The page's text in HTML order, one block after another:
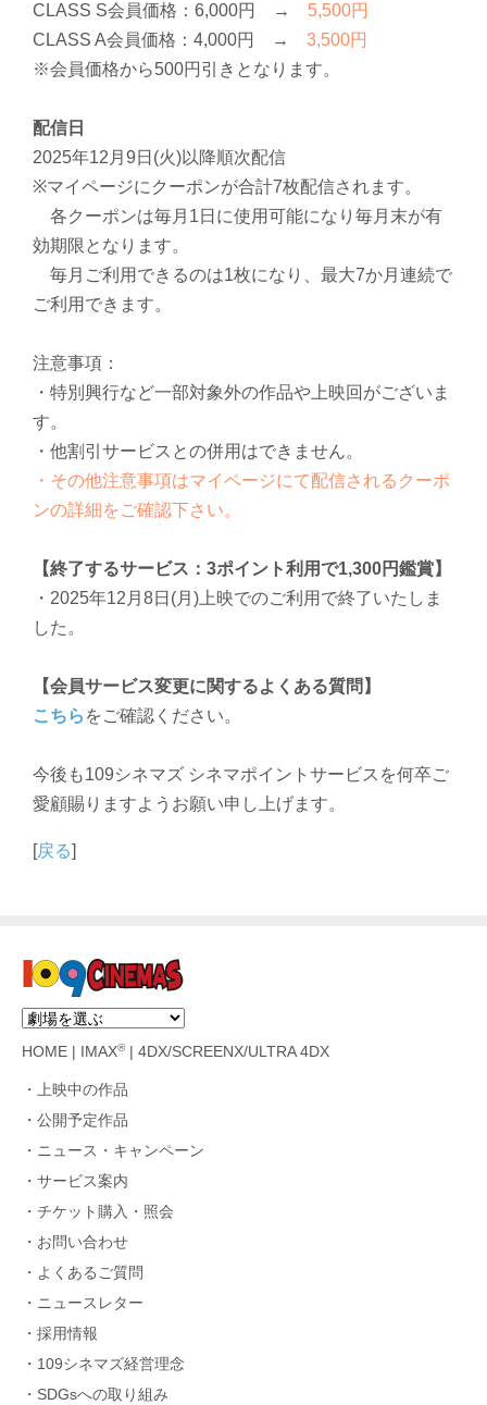
CLASS S会員価格：6,000円 → 5,500円
CLASS A会員価格：4,000円 → 3,500円
※会員価格から500円引きとなります。
配信日
2025年12月9日(火)以降順次配信
※マイページにクーポンが合計7枚配信されます。
各クーポンは毎月1日に使用可能になり毎月末が有
効期限となります。
毎月ご利用できるのは1枚になり、最大7か月連続で
ご利用できます。
注意事項：
・特別興行など一部対象外の作品や上映回がございま
す。
・他割引サービスとの併用はできません。
・その他注意事項はマイページにて配信されるクーポ
ンの詳細をご確認下さい。
【終了するサービス：3ポイント利用で1,300円鑑賞】
・2025年12月8日(月)上映でのご利用で終了いたしま
した。
【会員サービス変更に関するよくある質問】
こちら をご確認ください。
今後も109シネマズ シネマポイントサービスを何卒ご
愛顧賜りますようお願い申し上げます。
[戻る]
HOME IMAX®| 4DX/SCREENX/ULTRA 4DX
上映中の作品
公開予定作品
ニュース・キャンペーン
サービス案内
チケット購入・照会
お問い合わせ
よくあるご質問
ニュースレター
採用情報
109シネマズ経営理念
SDGsへの取り組み